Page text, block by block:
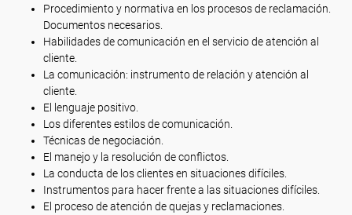
Procedimiento y normativa en los procesos de reclamación.
Documentos necesarios.
Habilidades de comunicación en el servicio de atención al
cliente.
La comunicación: instrumento de relación y atención al
cliente.
El lenguaje positivo.
Los diferentes estilos de comunicación.
Técnicas de negociación.
El manejo y la resolución de conflictos.
La conducta de los clientes en situaciones difíciles.
Instrumentos para hacer frente a las situaciones difíciles.
El proceso de atención de quejas y reclamaciones.